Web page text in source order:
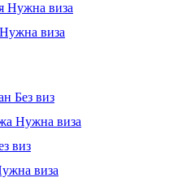
Нужна виза
Нужна виза
Без виз
Нужна виза
виз
виза